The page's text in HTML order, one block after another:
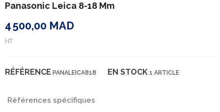
Panasonic Leica 8-18 Mm
4 500,00 MAD
HT
RÉFÉRENCE PANALEICA818 EN STOCK 1 ARTICLE
Références spécifiques